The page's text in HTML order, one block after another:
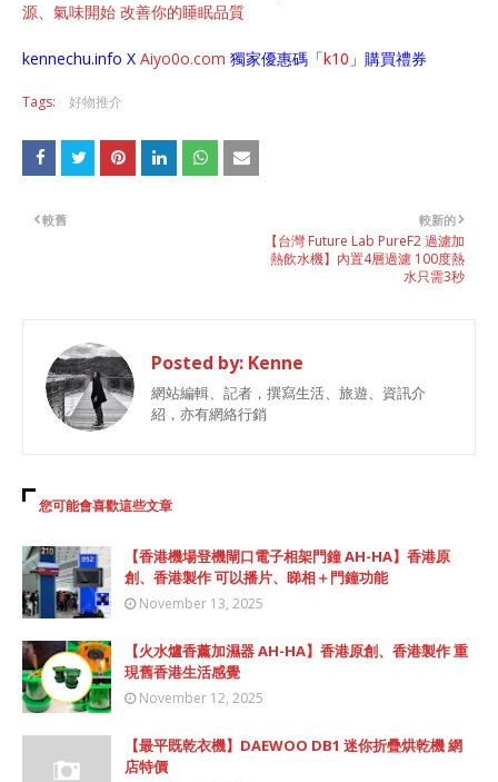
源、氣味開始 改善你的睡眠品質
kennechu.info X Aiyo0o.com 獨家優惠碼「k10 」購買禮券
Tags: 好物推介
較新的
【台灣 Future Lab PureF2 過濾加
熱飲水機】內置4層過濾 100度熱
水只需3秒
較舊
Posted by: Kenne
網站編輯、記者，撰寫生活、旅遊、資訊介
紹，亦有網絡行銷
您可能會喜歡這些文章
【香港機場登機閘口電子相架門鐘 AH-HA】香港原
創、香港製作 可以播片、睇相＋門鐘功能
November 13, 2025
【火水爐香薰加濕器 AH-HA】香港原創、香港製作 重
現舊香港生活感覺
November 12, 2025
【最平既乾衣機】DAEWOO DB1 迷你折疊烘乾機 網
店特價